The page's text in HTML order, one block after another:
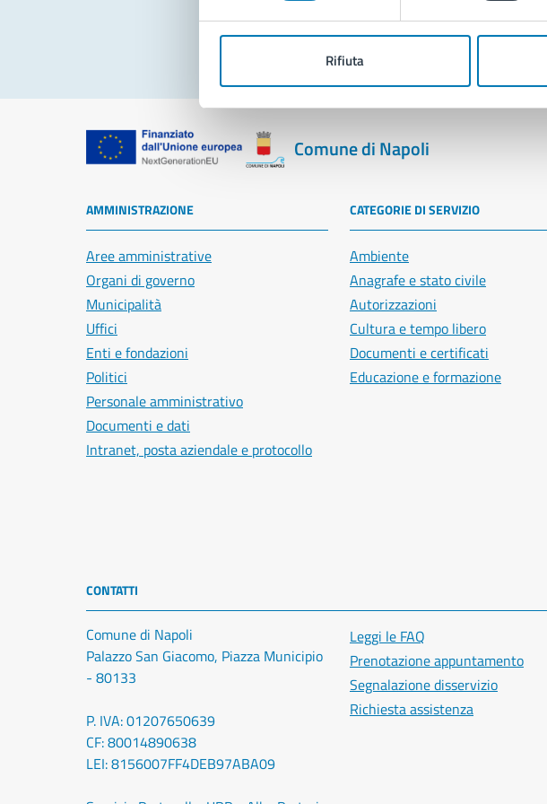
Rifiuta
Segnala disservizio
Comune di Napoli
AMMINISTRAZIONE
Aree amministrative
Organi di governo
Municipalità
Uffici
Enti e fondazioni
Politici
Personale amministrativo
Documenti e dati
Intranet, posta aziendale e protocollo
CATEGORIE DI SERVIZIO
Ambiente
Anagrafe e stato civile
Autorizzazioni
Cultura e tempo libero
Documenti e certificati
Educazione e formazione
CONTATTI
Comune di Napoli
Palazzo San Giacomo, Piazza Municipio
- 80133
P. IVA: 01207650639
CF: 80014890638
LEI: 8156007FF4DEB97ABA09
Leggi le FAQ
Prenotazione appuntamento
Segnalazione disservizio
Richiesta assistenza